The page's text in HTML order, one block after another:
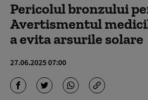
Pericolul bronzului
Avertismentul
a evita arsurile solare
27.06.2025 07:00